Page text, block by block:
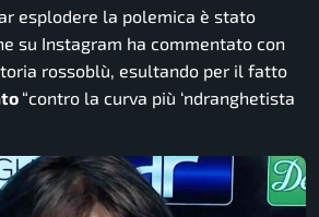
esplodere la polemica è stato
su Instagram ha commentato con
rossoblù, esultando per il fatto
“contro la curva più ‘ndranghetista